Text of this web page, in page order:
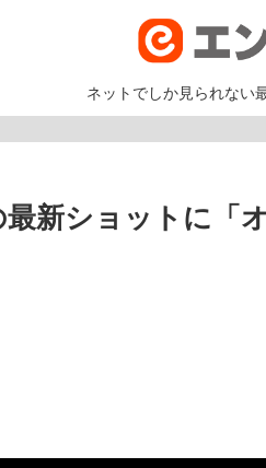
ネットでしか見られない
新ショットに「